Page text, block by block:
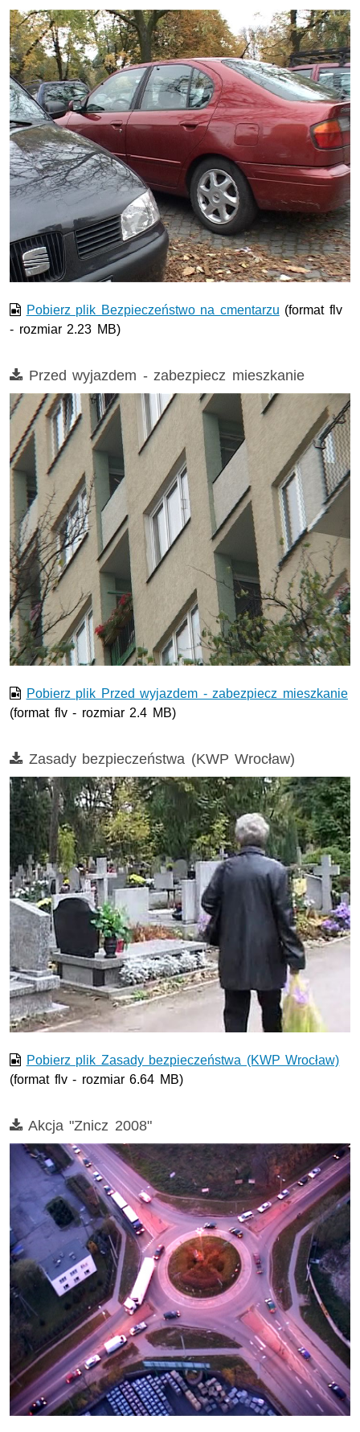
Film w formacie nieobsługiwanym przez odtwarzacz.
Pobierz plik Bezpieczeństwo na cmentarzu (format flv
- rozmiar 2.23 MB)
Film
Przed wyjazdem - zabezpiecz mieszkanie
Film w formacie nieobsługiwanym przez odtwarzacz.
Pobierz plik Przed wyjazdem - zabezpiecz mieszkanie
(format flv - rozmiar 2.4 MB)
Film
Zasady bezpieczeństwa (KWP Wrocław)
Film w formacie nieobsługiwanym przez odtwarzacz.
Pobierz plik Zasady bezpieczeństwa (KWP Wrocław)
(format flv - rozmiar 6.64 MB)
Film
Akcja "Znicz 2008"